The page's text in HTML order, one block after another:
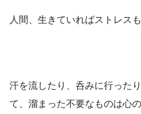
人間、生きていればストレス
汗を流したり、呑みに行った
て、溜まった不要なものは心